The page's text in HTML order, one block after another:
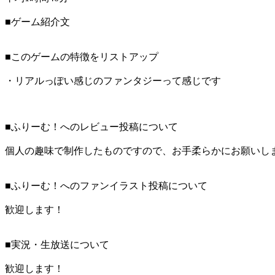
■ゲーム紹介文
■このゲームの特徴をリストアップ
・リアルっぽい感じのファンタジーって感じです
■ふりーむ！へのレビュー投稿について
個人の趣味で制作したものですので、お手柔らかにお願いし
■ふりーむ！へのファンイラスト投稿について
歓迎します！
■実況・生放送について
歓迎します！